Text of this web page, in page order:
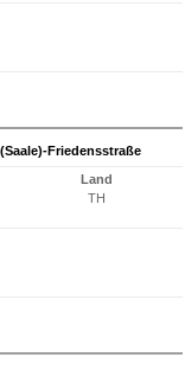
Friedensstraße
Land
TH